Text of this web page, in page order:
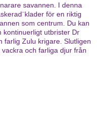
savannen. I denna
för en riktig
som centrum. Du kan
kontinuerligt utbrister Dr
farlig Zulu krigare. Slutligen
och farliga djur från